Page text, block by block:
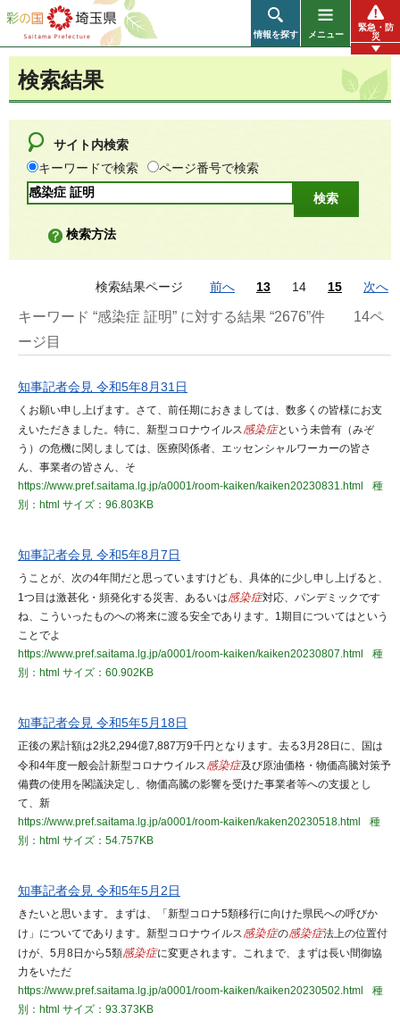
彩の国 埼玉県
情報を探す メニュー
緊急・防
災
検索結果
サイト内検索
キーワードで検索
ページ番号で検索
検索方法
検索結果ページ 前へ 13 14 15 次へ
キーワード “感染症 証明” に対する結果 “2676”件
14ペ
ージ目
知事記者会見 令和5年8月31日
くお願い申し上げます。さて、前任期におきましては、数多くの皆様にお支
えいただきました。特に、新型コロナウイルス感染症という未曾有（みぞ
う）の危機に関しましては、医療関係者、エッセンシャルワーカーの皆さ
ん、事業者の皆さん、そ
https://www.pref.saitama.lg.jp/a0001/room-kaiken/kaiken20230831.html
種
別：html サイズ：96.803KB
知事記者会見 令和5年8月7日
うことが、次の4年間だと思っていますけども、具体的に少し申し上げると、
1つ目は激甚化・頻発化する災害、あるいは感染症対応、パンデミックです
ね、こういったものへの将来に渡る安全であります。1期目についてはという
ことでよ
https://www.pref.saitama.lg.jp/a0001/room-kaiken/kaiken20230807.html
種
別：html サイズ：60.902KB
知事記者会見 令和5年5月18日
正後の累計額は2兆2,294億7,887万9千円となります。去る3月28日に、国は
令和4年度一般会計新型コロナウイルス感染症及び原油価格・物価高騰対策予
備費の使用を閣議決定し、物価高騰の影響を受けた事業者等への支援とし
て、新
https://www.pref.saitama.lg.jp/a0001/room-kaiken/kaken20230518.html
種
別：html サイズ：54.757KB
知事記者会見 令和5年5月2日
きたいと思います。まずは、「新型コロナ5類移行に向けた県民への呼びか
け」についてであります。新型コロナウイルス感染症の感染症法上の位置付
けが、5月8日から5類感染症に変更されます。これまで、まずは長い間御協
力をいただ
https://www.pref.saitama.lg.jp/a0001/room-kaiken/kaiken20230502.html
種
別：html サイズ：93.373KB